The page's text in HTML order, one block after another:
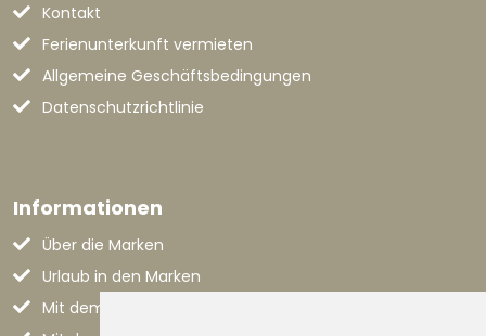
Kontakt
Ferienunterkunft vermieten
Allgemeine Geschäftsbedingungen
Datenschutzrichtlinie
Informationen
Über die Marken
Urlaub in den Marken
Mit dem Flugzeug nach Italien